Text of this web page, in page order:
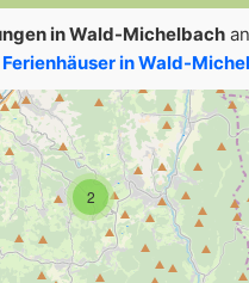
in Wald-Michelbach
in Wald-
2